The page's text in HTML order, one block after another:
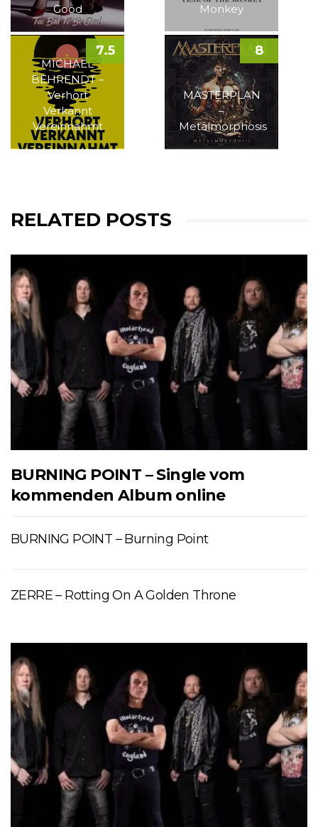
Good Monkey
MICHAEL
BEHRENDT –
Verhört
Verkannt
Vereinnahmt
7.5
MASTERPLAN
–
Metalmorphosis
8
RELATED POSTS
BURNING POINT – Single vom
kommenden Album online
BURNING POINT – Burning Point
ZERRE – Rotting On A Golden Throne